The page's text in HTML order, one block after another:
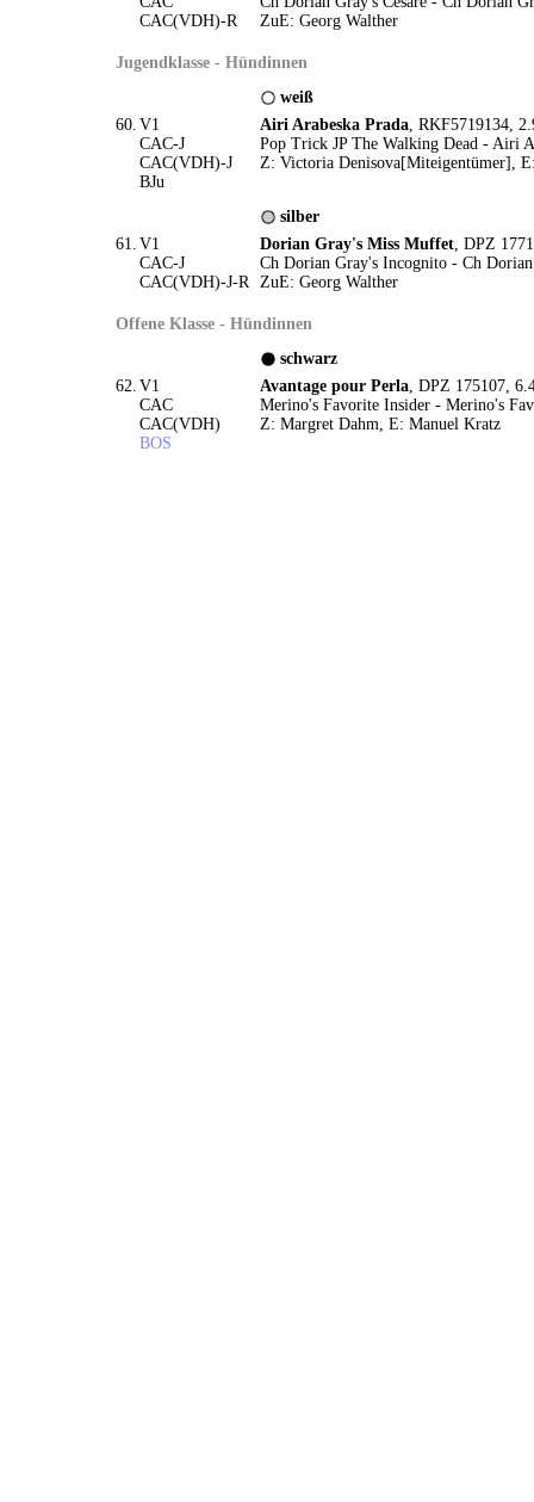
CAC(VDH)-R
ZuE: Georg Walther
Jugendklasse - Hündinnen
weiß
60. V1
CAC-J
CAC(VDH)-J
BJu
Airi Arabeska Prada, RKF5719134,
Pop Trick JP The Walking Dead - Airi
Z: Victoria Denisova[Miteigentümer],
silber
61. V1
CAC-J
CAC(VDH)-J-R
Dorian Gray's Miss Muffet, DPZ
Ch Dorian Gray's Incognito - Ch
ZuE: Georg Walther
Offene Klasse - Hündinnen
schwarz
62. V1
CAC
CAC(VDH)
BOS
Avantage pour Perla, DPZ 175107,
Merino's Favorite Insider - Merino's
Z: Margret Dahm, E: Manuel Kratz